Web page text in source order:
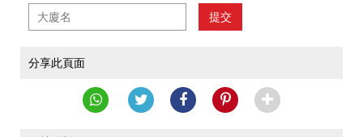
提交
分享此頁面